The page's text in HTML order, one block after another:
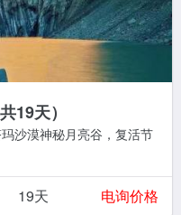
19天）
沙漠神秘月亮谷，复活节
19天 电询价格